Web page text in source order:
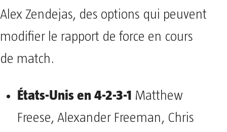
Alex Zendejas, des options qui peuvent
modifier le rapport de force en cours
de match.
États-Unis en 4-2-3-1 Matthew
Freese, Alexander Freeman, Chris